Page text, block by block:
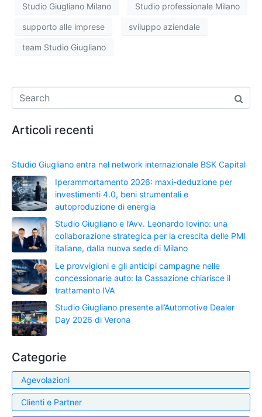
Studio Giugliano Milano Studio professionale Milano
supporto alle imprese sviluppo aziendale
team Studio Giugliano
Articoli recenti
Studio Giugliano entra nel network internazionale BSK Capital
Iperammortamento 2026: maxi-deduzione per
investimenti 4.0, beni strumentali e
autoproduzione di energia
Studio Giugliano e l’Avv. Leonardo Iovino: una
collaborazione strategica per la crescita delle PMI
italiane, dalla nuova sede di Milano
Le provvigioni e gli anticipi campagne nelle
concessionarie auto: la Cassazione chiarisce il
trattamento IVA
Studio Giugliano presente all’Automotive Dealer
Day 2026 di Verona
Categorie
Agevolazioni
Clienti e Partner